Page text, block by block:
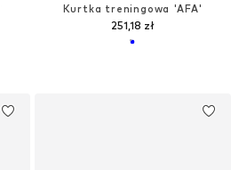
Kurtka treningowa 'AFA'
251,18 zł